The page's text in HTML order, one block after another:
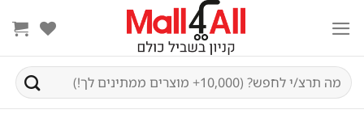
content
חיפוש
עבור: